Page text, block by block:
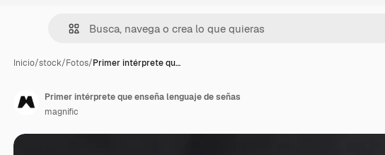
Inicio/stock/Fotos/Primer intérprete qu…
Primer intérprete que enseña lenguaje de señas
magnific